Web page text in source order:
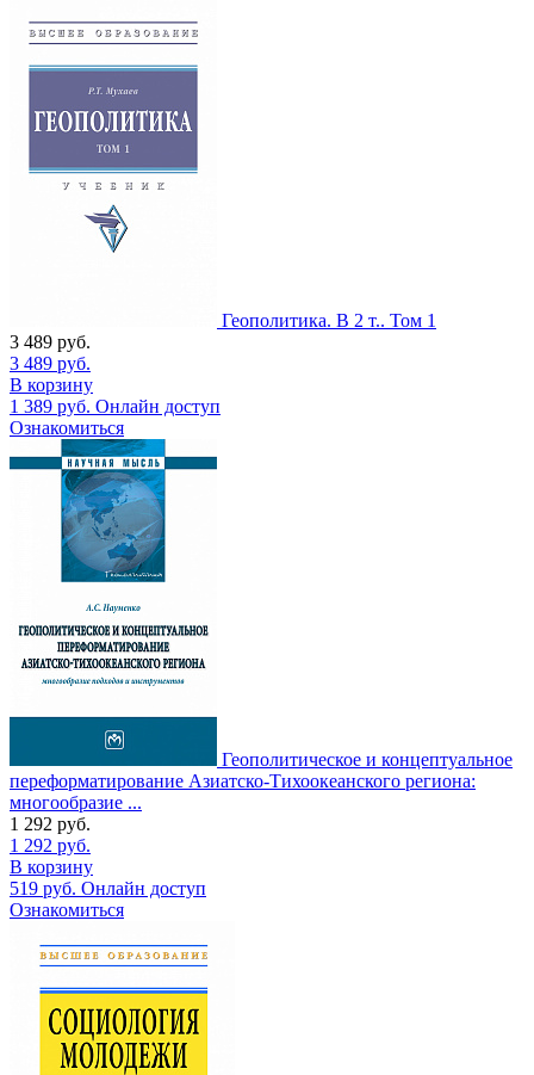
Геополитика. В 2 т.. Том 1
3 489 руб.
3 489 руб.
В корзину
1 389 руб. Онлайн доступ
Ознакомиться
Геополитическое и концептуальное
переформатирование Азиатско-Тихоокеанского региона:
многообразие ...
1 292 руб.
1 292 руб.
В корзину
519 руб. Онлайн доступ
Ознакомиться